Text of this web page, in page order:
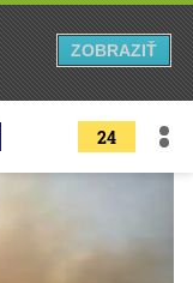
24
ZOBRAZIŤ